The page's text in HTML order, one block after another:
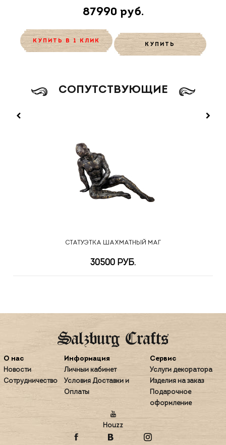
87990 руб.
КУПИТЬ В 1 КЛИК
КУПИТЬ
CОПУТСТВУЮЩИЕ
СТАТУЭТКА ШАХМАТНЫЙ МАГ
30500 РУБ.
О нас
Новости
Сотрудничество
Информация
Личный кабинет
Условия Доставки и
Оплаты
Сервис
Услуги декоратора
Изделия на заказ
Подарочное
оформление
Houzz